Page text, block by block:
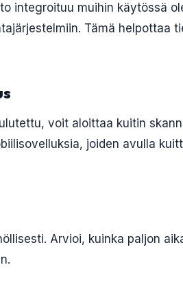
integroituu muihin käytössä
Tämä helpottaa
voit aloittaa kuitin
joiden avulla
Arvioi, kuinka paljon